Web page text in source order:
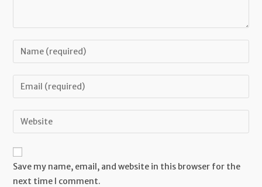
Enter
your
name
or
to
comment
Enter
your
email
address
comment
Enter
your
website
URL
(optional)
Save my name, email, and website in this browser for the
next time I comment.